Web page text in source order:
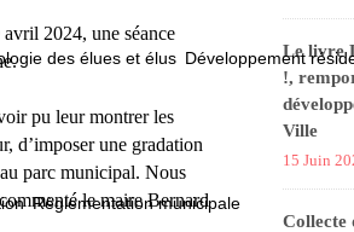
des élues et élus Développement
Règlementation municipale
2024, une séance
pu leur montrer les
d’imposer une gradation
parc municipal. Nous
le maire Bernard
Le livre
!,
Ville
15 Juin
Collecte